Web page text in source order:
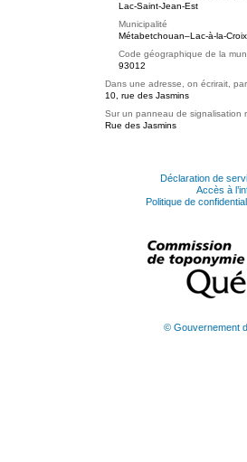
Lac-Saint-Jean-Est
Municipalité
Métabetchouan–Lac-à-la-
Code géographique de la
93012
Dans une adresse, on écrirait,
10, rue des Jasmins
Sur un panneau de signalisation
Rue des Jasmins
Déclaration de
Accès à
Politique de
© Gouvernement